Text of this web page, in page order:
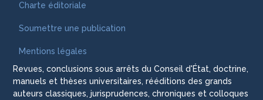
Charte éditoriale
Soumettre une publication
Mentions légales
Revues, conclusions sous arrêts du Conseil d'État, doctrine,
manuels et thèses universitaires, rééditions des grands
auteurs classiques, jurisprudences, chroniques et colloques